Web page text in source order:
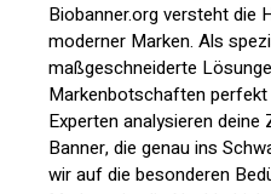
Biobanner.org versteht die
moderner Marken. Als
maßgeschneiderte
Markenbotschaften
Experten analysieren
Banner, die genau ins
wir auf die besonderen